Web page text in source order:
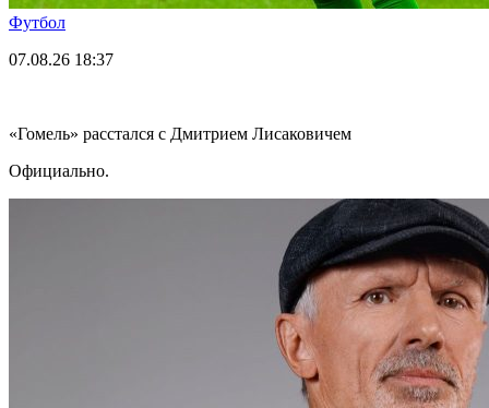
Футбол
07.08.26 18:37
«Гомель» расстался с Дмитрием Лисаковичем
Официально.